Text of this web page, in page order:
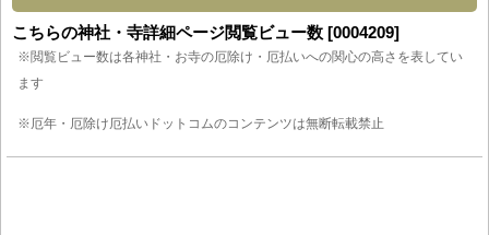
こちらの神社・寺詳細ページ閲覧ビュー数 [0004209]
※閲覧ビュー数は各神社・お寺の厄除け・厄払いへの関心の高さを表してい
ます
※厄年・厄除け厄払いドットコムのコンテンツは無断転載禁止